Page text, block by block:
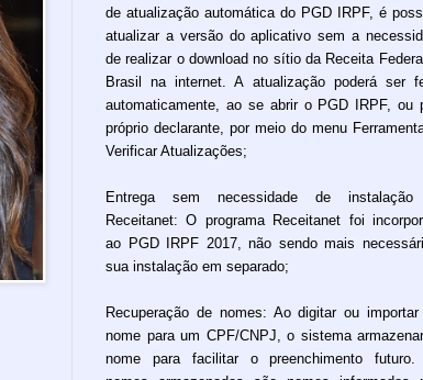
de atualização automática do PGD IRPF, é
atualizar a versão do aplicativo sem a
de realizar o download no sítio da Receita
Brasil na internet. A atualização poderá ser
automaticamente, ao se abrir o PGD IRPF, ou
próprio declarante, por meio do menu
Verificar Atualizações;
Entrega sem necessidade de
Receitanet: O programa Receitanet foi
ao PGD IRPF 2017, não sendo mais
sua instalação em separado;
Recuperação de nomes: Ao digitar ou importar
nome para um CPF/CNPJ, o sistema
nome para facilitar o preenchimento futuro.